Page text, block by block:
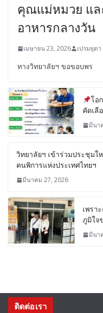
คุณแม่หมวย แล
อาหารกลางวัน
เมษายน 23, 2026 เปรมยุด
ทางวิทยาลัยฯ ขอขอบพร
โอ
คัดเลื
มีนา
วิทยาลัยฯ เข้าร่วมประชุม
คนพิการแห่งประเทศไทยฯ
มีนาคม 27, 2026
เพรา
ภูมิใจ
มีนา
ติดต่อเรา